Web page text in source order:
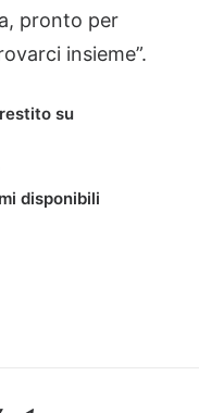
pronto per
insieme”.
su
disponibili